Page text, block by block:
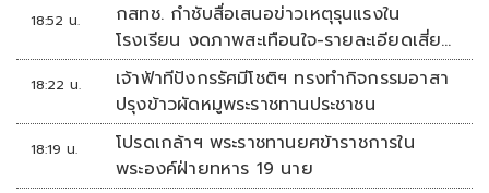
18:52 น.
กสทช. กำชับสื่อเสนอข่าวเหตุรุนแรงใน
โรงเรียน งดภาพสะเทือนใจ-รายละเอียดเสี่ยง
เลียนแบบ
18:22 น.
เจ้าฟ้าทีปังกรรัศมีโชติฯ ทรงทำกิจกรรมอาสา
ปรุงข้าวผัดหมูพระราชทานประชาชน
18:19 น.
โปรดเกล้าฯ พระราชทานยศข้าราชการใน
พระองค์ฝ่ายทหาร 19 นาย